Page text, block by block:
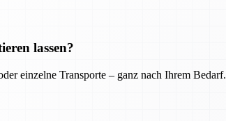
lassen?
einzelne Transporte – ganz nach Ihrem Bedarf.